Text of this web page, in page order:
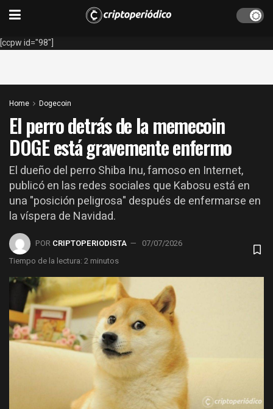
[ccpw id="98"]
Home Dogecoin
El perro detrás de la memecoin
DOGE está gravemente enfermo
El dueño del perro Shiba Inu, famoso en Internet,
publicó en las redes sociales que Kabosu está en
una "posición peligrosa" después de enfermarse en
la víspera de Navidad.
POR CRIPTOPERIODISTA
07/07/2026
Tiempo de la lectura: 2 minutos